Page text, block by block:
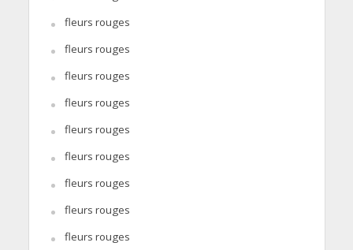
fleurs rouges
fleurs rouges
fleurs rouges
fleurs rouges
fleurs rouges
fleurs rouges
fleurs rouges
fleurs rouges
fleurs rouges